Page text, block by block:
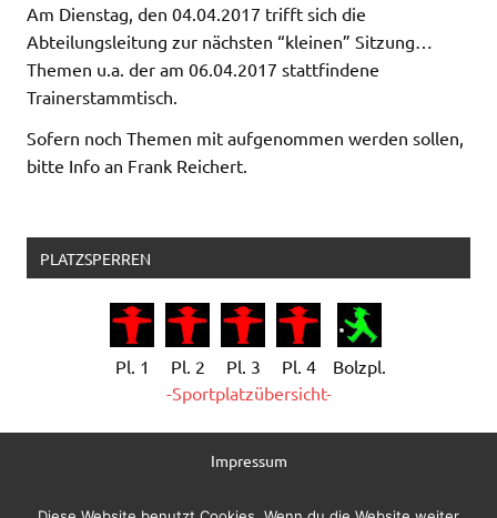
Am Dienstag, den 04.04.2017 trifft sich die
Abteilungsleitung zur nächsten “kleinen” Sitzung…
Themen u.a. der am 06.04.2017 stattfindene
Trainerstammtisch.
Sofern noch Themen mit aufgenommen werden sollen,
bitte Info an Frank Reichert.
PLATZSPERREN
Pl. 1 Pl. 2 Pl. 3 Pl. 4
Bolzpl.
-Sportplatzübersicht-
Impressum